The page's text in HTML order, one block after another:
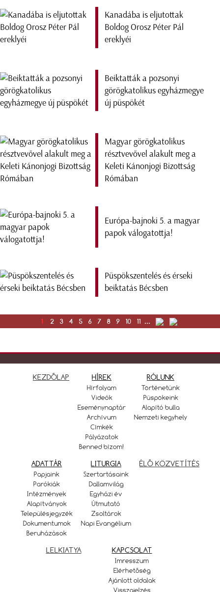
Kanadába is eljutottak
Boldog Orosz Péter Pál
ereklyéi
Beiktatták a pozsonyi
görögkatolikus egyházmegye
új püspökét
Magyar görögkatolikus
résztvevővel alakult meg a
Keleti Kánonjogi Bizottság
Rómában
Európa-bajnoki 5. a magyar
papok válogatottja!
Püspökszentelés és érseki
beiktatás Bécsben
1 2 3 4 5 6 7 8 9 10 11 ...
KEZDŐLAP HÍREK
Hírfolyam
Videók
Eseménynaptár
Archívum
Címkék
Pályázatok
Benned bízom!
RÓLUNK
Történetünk
Püspökeink
Alapító bulla
Nemzeti kegyhely
ADATTÁR
Papjaink
Parókiák
Intézmények
Alapítványok
Településjegyzék
Dokumentumok
Beruházások
LITURGIA
Szertartásaink
Dallamvilág
Egyházi év
Útmutató
Zsoltárok
Napi Evangélium
ÉLŐ KÖZVETÍTÉS
LELKIATYA KAPCSOLAT
Imresszum
Elérhetőség
Ajánlott oldalak
Visszajelzés